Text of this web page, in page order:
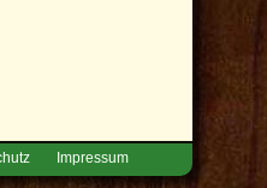
Impressum